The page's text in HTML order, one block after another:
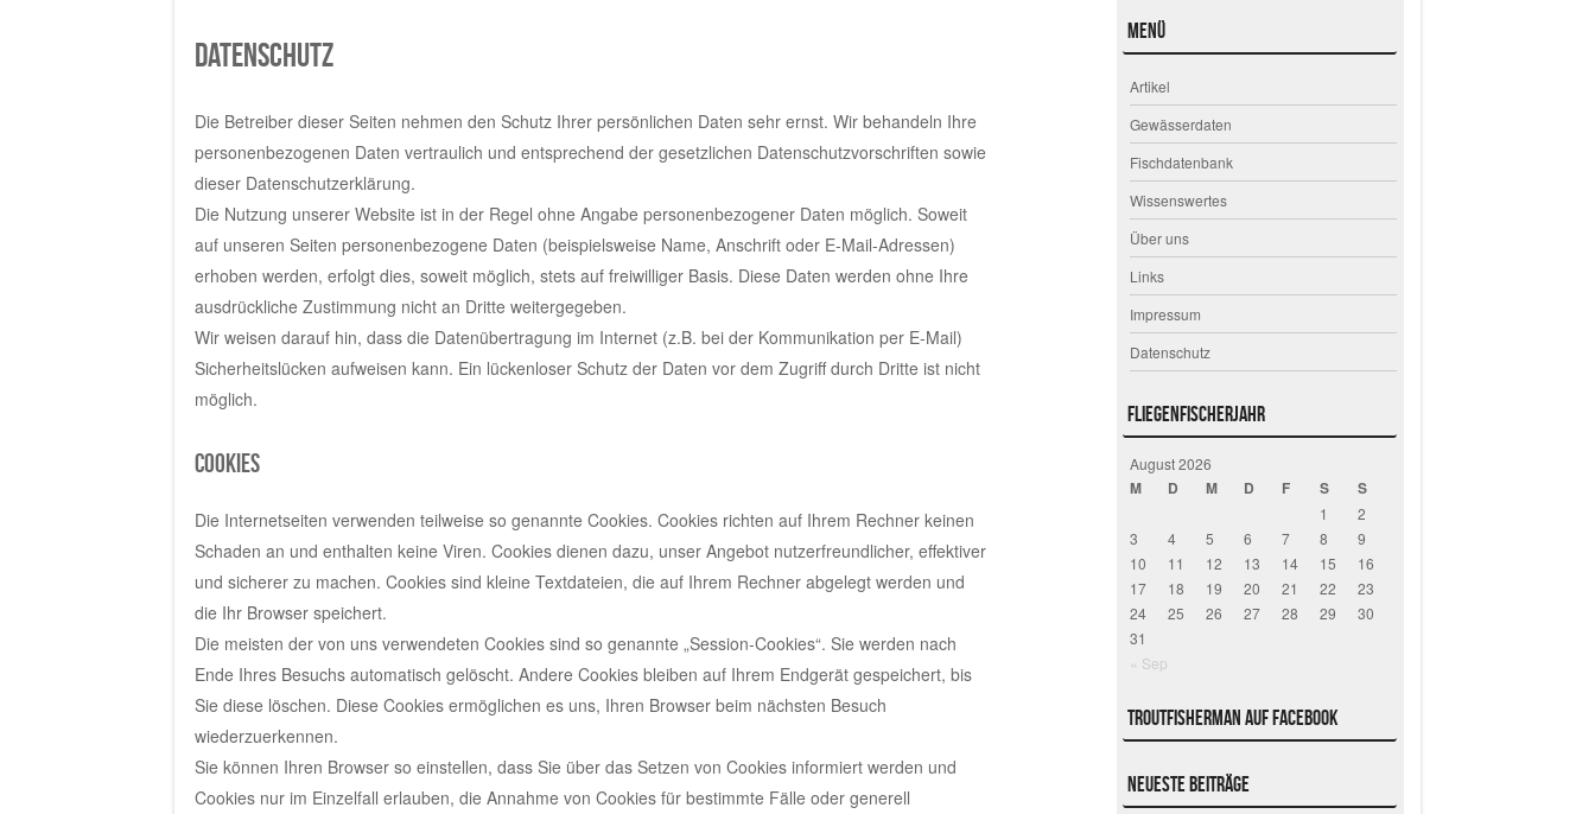
Datenschutz
Die Betreiber dieser Seiten nehmen den Schutz Ihrer persönlichen Daten sehr ernst. Wir behandeln Ihre
personenbezogenen Daten vertraulich und entsprechend der gesetzlichen Datenschutzvorschriften sowie
dieser Datenschutzerklärung.
Die Nutzung unserer Website ist in der Regel ohne Angabe personenbezogener Daten möglich. Soweit
auf unseren Seiten personenbezogene Daten (beispielsweise Name, Anschrift oder E-Mail-Adressen)
erhoben werden, erfolgt dies, soweit möglich, stets auf freiwilliger Basis. Diese Daten werden ohne Ihre
ausdrückliche Zustimmung nicht an Dritte weitergegeben.
Wir weisen darauf hin, dass die Datenübertragung im Internet (z.B. bei der Kommunikation per E-Mail)
Sicherheitslücken aufweisen kann. Ein lückenloser Schutz der Daten vor dem Zugriff durch Dritte ist nicht
möglich.
Cookies
Die Internetseiten verwenden teilweise so genannte Cookies. Cookies richten auf Ihrem Rechner keinen
Schaden an und enthalten keine Viren. Cookies dienen dazu, unser Angebot nutzerfreundlicher, effektiver
und sicherer zu machen. Cookies sind kleine Textdateien, die auf Ihrem Rechner abgelegt werden und
die Ihr Browser speichert.
Die meisten der von uns verwendeten Cookies sind so genannte „Session-Cookies“. Sie werden nach
Ende Ihres Besuchs automatisch gelöscht. Andere Cookies bleiben auf Ihrem Endgerät gespeichert, bis
Sie diese löschen. Diese Cookies ermöglichen es uns, Ihren Browser beim nächsten Besuch
wiederzuerkennen.
Sie können Ihren Browser so einstellen, dass Sie über das Setzen von Cookies informiert werden und
Cookies nur im Einzelfall erlauben, die Annahme von Cookies für bestimmte Fälle oder generell
Menü
Artikel
Gewässerdaten
Fischdatenbank
Wissenswertes
Über uns
Links
Impressum
Datenschutz
Fliegenfischerjahr
August 2026
M D M D F S S
« Sep
1
2
3
4 5 6 7 8
9
10
11 12 13 14 15
16
17
18 19 20 21 22
23
24
25 26 27 28 29
30
31
Troutfisherman auf Facebook
Neueste Beiträge